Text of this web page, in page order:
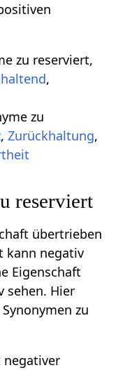
zu reserviert,
,
zu
, Zurückhaltung,
reserviert
übertrieben
kann negativ
Eigenschaft
sehen. Hier
zu
negativer